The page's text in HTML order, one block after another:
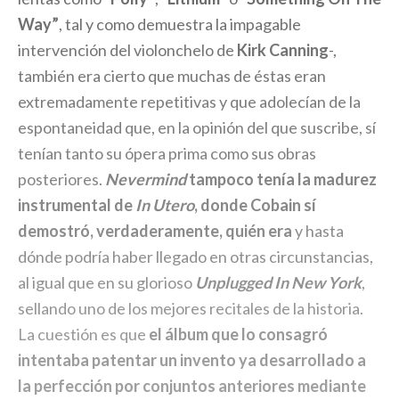
Way”, tal y como demuestra la impagable
intervención del violonchelo de Kirk Canning-,
también era cierto que muchas de éstas eran
extremadamente repetitivas y que adolecían de la
espontaneidad que, en la opinión del que suscribe, sí
tenían tanto su ópera prima como sus obras
posteriores. Nevermindtampoco tenía la madurez
instrumental de In Utero, donde Cobain sí
demostró, verdaderamente, quién eray hasta
dónde podría haber llegado en otras circunstancias,
al igual que en su glorioso Unplugged In New York,
sellando uno de los mejores recitales de la historia.
La cuestión es que el álbum que lo consagró
intentaba patentar un invento ya desarrollado a
la perfección por conjuntos anteriores mediante